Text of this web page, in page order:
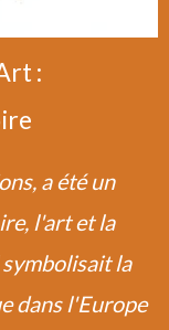
:
a été un
l'art et la
la
dans l'Europe